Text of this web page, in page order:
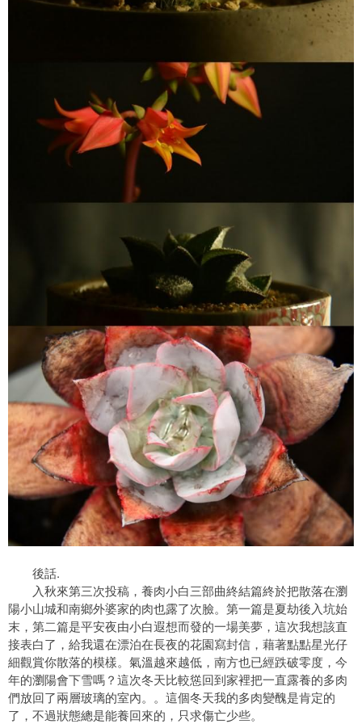
後話.
入秋來第三次投稿，養肉小白三部曲終結篇終於把散落在瀏
陽小山城和南鄉外婆家的肉也露了次臉。第一篇是夏劫後入坑始
末，第二篇是平安夜由小白遐想而發的一場美夢，這次我想該直
接表白了，給我還在漂泊在長夜的花園寫封信，藉著點點星光仔
細觀賞你散落的模樣。氣溫越來越低，南方也已經跌破零度，今
年的瀏陽會下雪嗎？這次冬天比較慫回到家裡把一直露養的多肉
們放回了兩層玻璃的室內。。這個冬天我的多肉變醜是肯定的
了，不過狀態總是能養回來的，只求傷亡少些。